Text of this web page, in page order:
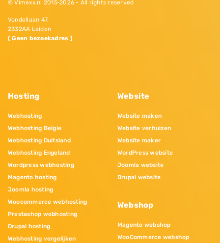
© Vimexx.nl 2015‐2026 - All rights reserved
Vondellaan 47,
2332AA Leiden
( Geen bezoekadres )
Hosting
Webhosting
Webhosting Belgie
Webhosting Duitsland
Webhosting Engeland
Wordpress webhosting
Magento hosting
Joomla hosting
Woocommerce webhosting
Prestashop webhosting
Drupal hosting
Webhosting vergelijken
Website
Website maken
Website verhuizen
Website maker
WordPress website
Joomla website
Drupal website
Webshop
Magento webshop
WooCommerce webshop